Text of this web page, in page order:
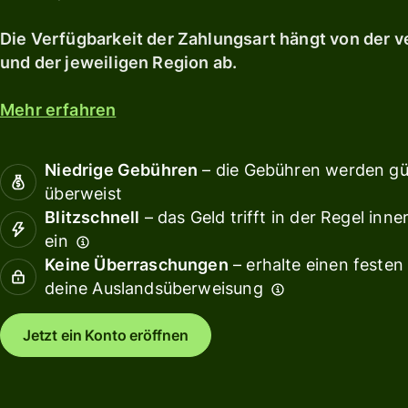
kannst.
Erkunden
Sichere
für
Ressourcen
Die Verfügbarkeit der Zahlungsart hängt von der
und der jeweiligen Region ab.
Mehr erfahren
Niedrige Gebühren – die Gebühren werden
überweist
Blitzschnell – das Geld trifft in der Regel
ein
Keine Überraschungen – erhalte einen
deine Auslandsüberweisung
Jetzt ein Konto eröffnen